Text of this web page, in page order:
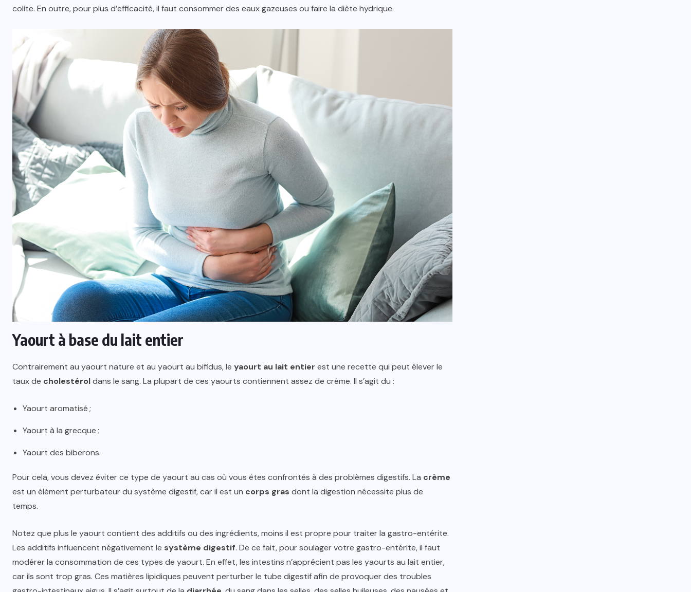
colite. En outre, pour plus d’efficacité, il faut consommer des eaux gazeuses ou faire la diète hydrique.
Yaourt à base du lait entier
Contrairement au yaourt nature et au yaourt au bifidus, le yaourt au lait entier est une recette qui peut élever le
taux de cholestéroldans le sang. La plupart de ces yaourts contiennent assez de crème. Il s’agit du :
Yaourt aromatisé ;
Yaourt à la grecque ;
Yaourt des biberons.
Pour cela, vous devez éviter ce type de yaourt au cas où vous êtes confrontés à des problèmes digestifs. La crème
est un élément perturbateur du système digestif, car il est un corps gras dont la digestion nécessite plus de
temps.
Notez que plus le yaourt contient des additifs ou des ingrédients, moins il est propre pour traiter la gastro-entérite.
Les additifs influencent négativement le système digestif. De ce fait, pour soulager votre gastro-entérite, il faut
modérer la consommation de ces types de yaourt. En effet, les intestins n’apprécient pas les yaourts au lait entier,
car ils sont trop gras. Ces matières lipidiques peuvent perturber le tube digestif afin de provoquer des troubles